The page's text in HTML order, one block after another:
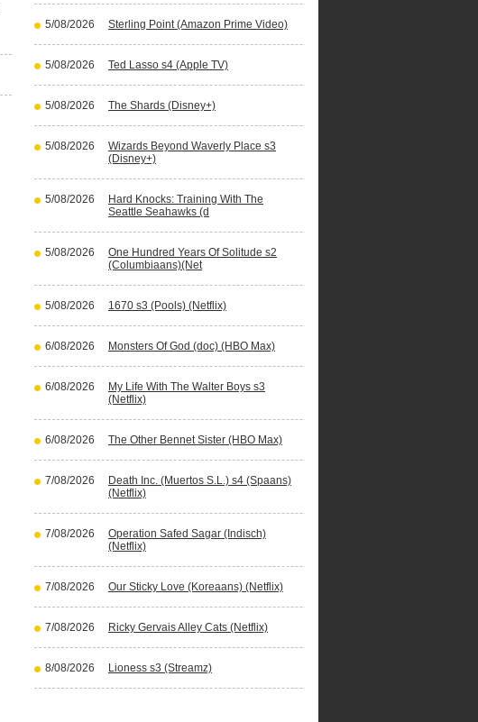
5/08/2026 Sterling Point (Amazon Prime Video)
5/08/2026 Ted Lasso s4 (Apple TV)
5/08/2026 The Shards (Disney+)
5/08/2026
Wizards Beyond Waverly Place s3
(Disney+)
5/08/2026
Hard Knocks: Training With The
Seattle Seahawks (d
5/08/2026
One Hundred Years Of Solitude s2
(Columbiaans)(Net
5/08/2026 1670 s3 (Pools) (Netflix)
6/08/2026 Monsters Of God (doc) (HBO Max)
6/08/2026
My Life With The Walter Boys s3
(Netflix)
6/08/2026 The Other Bennet Sister (HBO Max)
7/08/2026
Death Inc. (Muertos S.L.) s4 (Spaans)
(Netflix)
7/08/2026
Operation Safed Sagar (Indisch)
(Netflix)
7/08/2026 Our Sticky Love (Koreaans) (Netflix)
7/08/2026 Ricky Gervais Alley Cats (Netflix)
8/08/2026 Lioness s3 (Streamz)